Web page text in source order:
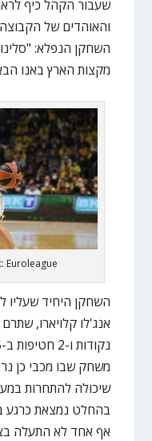
שעבור הקהל כיף
והאוהדים של
השחקן הנפלא:
מקצות הארץ באנו
Euroleague
השחקן היחיד שעליו
משחק שבו מכבי כן
שיכולה להתחרות
בהחלט נמצאת כרגע
אף אחד לא התעלה